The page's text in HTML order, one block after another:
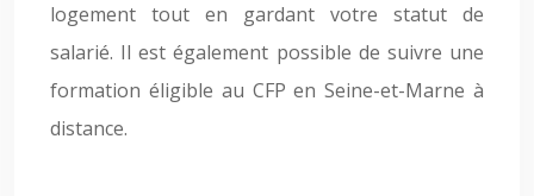
logement tout en gardant votre statut de
salarié. Il est également possible de suivre une
formation éligible au CFP en Seine-et-Marne à
distance.